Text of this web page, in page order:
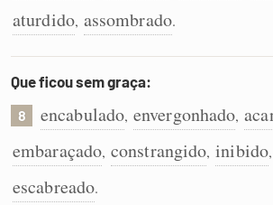
aturdido, assombrado.
Que ficou sem graça:
8 encabulado, envergonhado,
embaraçado, constrangido, inibido,
escabreado.